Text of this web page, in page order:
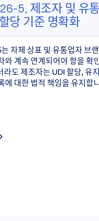
5, 제조자 및 유
당 기준 명확화
자체 상표 및 유통업자 브
와 계속 연계되어야 함을 확
라도 제조자는 UDI 할당, 유
에 대한 법적 책임을 유지합